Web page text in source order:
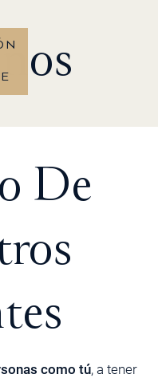
De
como tú, a tener